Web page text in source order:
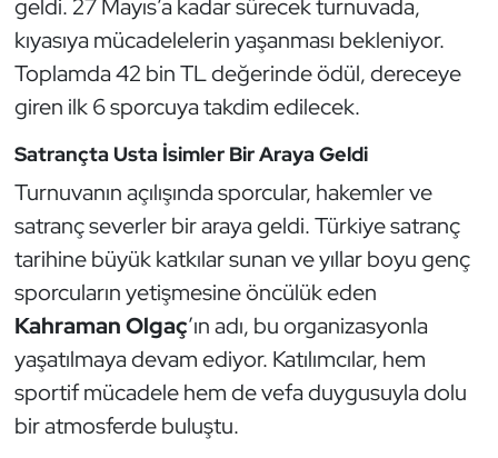
geldi. 27 Mayıs’a kadar sürecek turnuvada,
kıyasıya mücadelelerin yaşanması bekleniyor.
Toplamda 42 bin TL değerinde ödül, dereceye
giren ilk 6 sporcuya takdim edilecek.
Satrançta Usta İsimler Bir Araya Geldi
Turnuvanın açılışında sporcular, hakemler ve
satranç severler bir araya geldi. Türkiye satranç
tarihine büyük katkılar sunan ve yıllar boyu genç
sporcuların yetişmesine öncülük eden
Kahraman Olgaç’ın adı, bu organizasyonla
yaşatılmaya devam ediyor. Katılımcılar, hem
sportif mücadele hem de vefa duygusuyla dolu
bir atmosferde buluştu.
Güreş
Halter
Hava Sporları
Hentbol
İşitme Engelli Sporcular
Judo ve Kuraş
Kano ve Rafting
Karate